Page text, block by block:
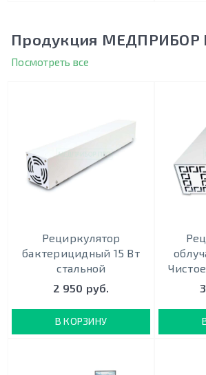
Продукция МЕДПРИБОР
Посмотреть все
Рециркулятор
бактерицидный 15 Вт
стальной
2 950 руб.
В КОРЗИНУ